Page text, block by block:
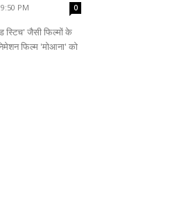
PM 0
जैसी फिल्मों के
फिल्म 'मोआना' को